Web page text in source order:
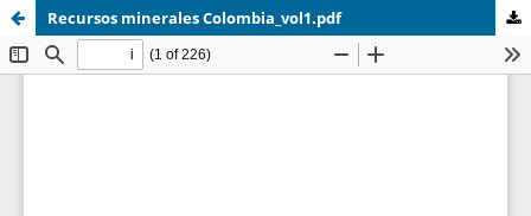
Recursos minerales Colombia_vol1.pdf